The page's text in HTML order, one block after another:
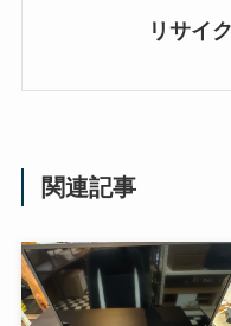
リサイ
関連記事